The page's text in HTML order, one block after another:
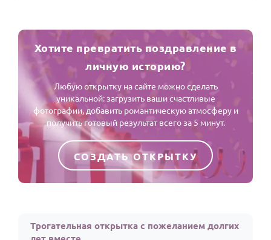
Хотите превратить поздравление в
личную историю?
Любую открытку на сайте можно сделать
уникальной: загрузить ваши счастливые
фотографии, добавить романтическую атмосферу и
получить готовый результат всего за 5 минут.
СОЗДАТЬ ОТКРЫТКУ
Трогательная открытка с пожеланием долгих